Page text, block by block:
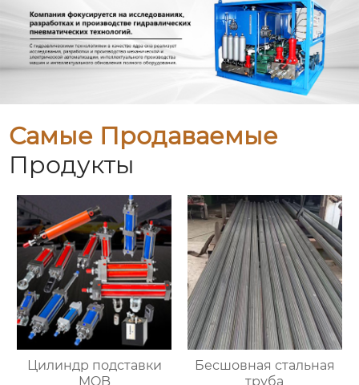
Самые Продаваемые
Продукты
Цилиндр подставки
MOB
Бесшовная стальная
труба